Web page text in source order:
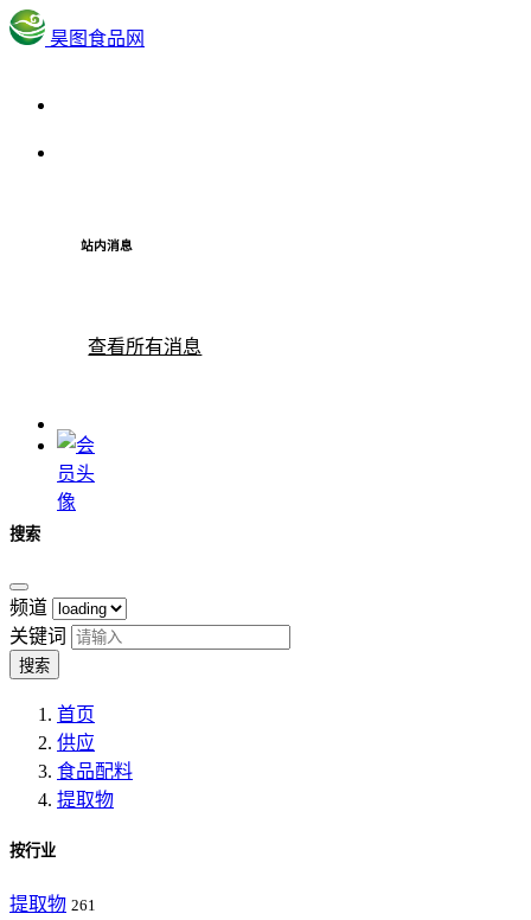
昊图食品网
站内消息
查看所有消息
搜索
频道
关键词
搜索
首页
供应
食品配料
提取物
按行业
提取物 261